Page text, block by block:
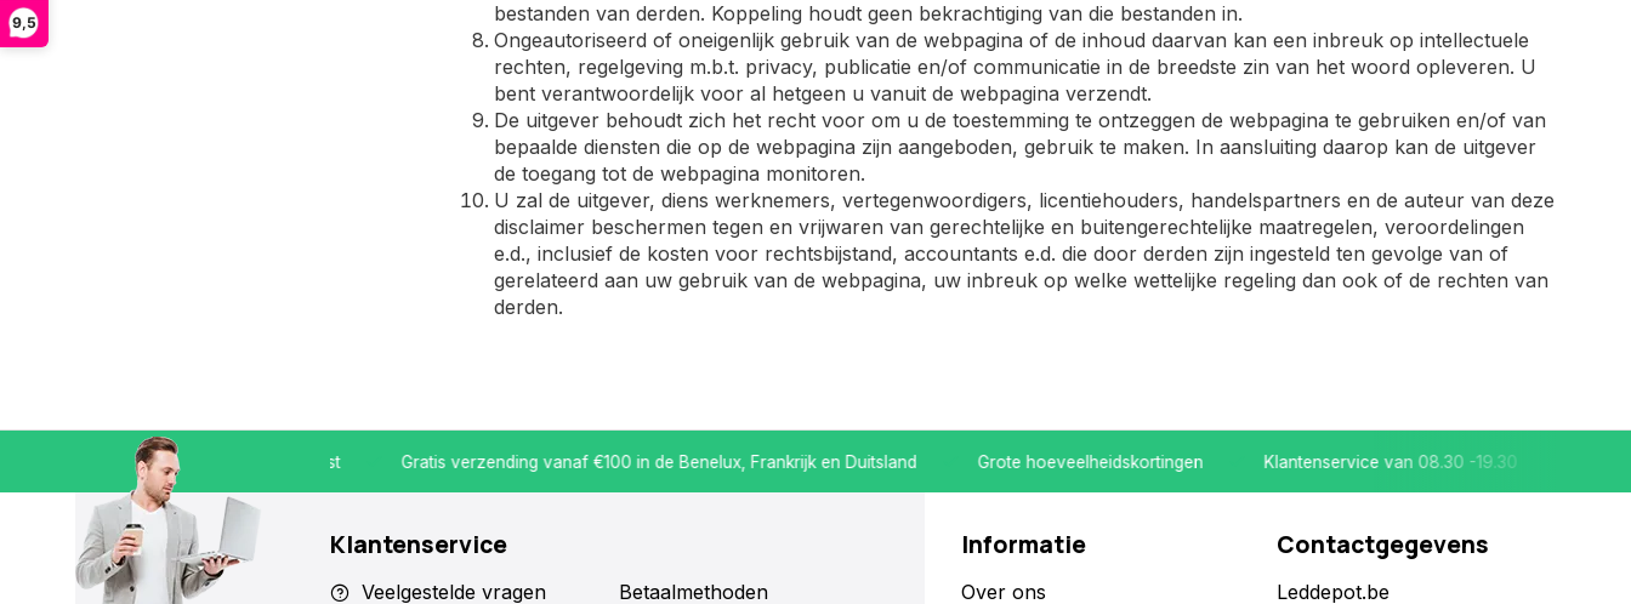
9,5
bestanden van derden. Koppeling houdt geen bekrachtiging van die bestanden in.
Ongeautoriseerd of oneigenlijk gebruik van de webpagina of de inhoud daarvan kan een inbreuk op intellectuele
rechten, regelgeving m.b.t. privacy, publicatie en/of communicatie in de breedste zin van het woord opleveren. U
bent verantwoordelijk voor al hetgeen u vanuit de webpagina verzendt.
De uitgever behoudt zich het recht voor om u de toestemming te ontzeggen de webpagina te gebruiken en/of van
bepaalde diensten die op de webpagina zijn aangeboden, gebruik te maken. In aansluiting daarop kan de uitgever
de toegang tot de webpagina monitoren.
U zal de uitgever, diens werknemers, vertegenwoordigers, licentiehouders, handelspartners en de auteur van deze
disclaimer beschermen tegen en vrijwaren van gerechtelijke en buitengerechtelijke maatregelen, veroordelingen
e.d., inclusief de kosten voor rechtsbijstand, accountants e.d. die door derden zijn ingesteld ten gevolge van of
gerelateerd aan uw gebruik van de webpagina, uw inbreuk op welke wettelijke regeling dan ook of de rechten van
derden.
Koop bij een specialist Gratis verzending vanaf €100 in de Benelux, Frankrijk en Duitsland Grote hoeveelheidskortingen Klantenservice van 08.30 -19.30
Klantenservice
Veelgestelde vragen Betaalmethoden
Informatie
Over ons
Contactgegevens
Leddepot.be